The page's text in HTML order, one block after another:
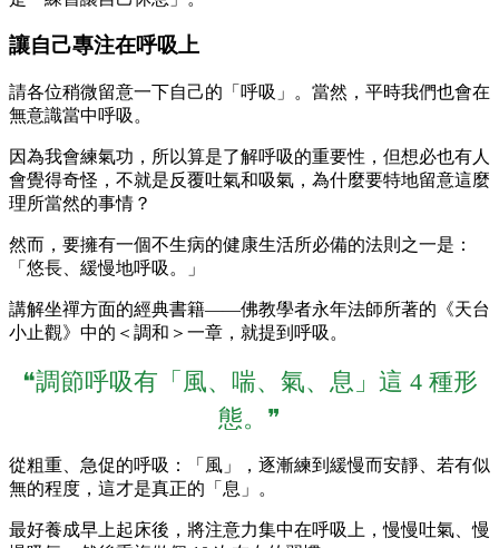
讓自己專注在呼吸上
請各位稍微留意一下自己的「呼吸」。當然，平時我們也會在
無意識當中呼吸。
因為我會練氣功，所以算是了解呼吸的重要性，但想必也有人
會覺得奇怪，不就是反覆吐氣和吸氣，為什麼要特地留意這麼
理所當然的事情？
然而，要擁有一個不生病的健康生活所必備的法則之一是：
「悠長、緩慢地呼吸。」
講解坐禪方面的經典書籍——佛教學者永年法師所著的《天台
小止觀》中的＜調和＞一章，就提到呼吸。
❝調節呼吸有「風、喘、氣、息」這 4 種形
態。❞
從粗重、急促的呼吸：「風」，逐漸練到緩慢而安靜、若有似
無的程度，這才是真正的「息」。
最好養成早上起床後，將注意力集中在呼吸上，慢慢吐氣、慢